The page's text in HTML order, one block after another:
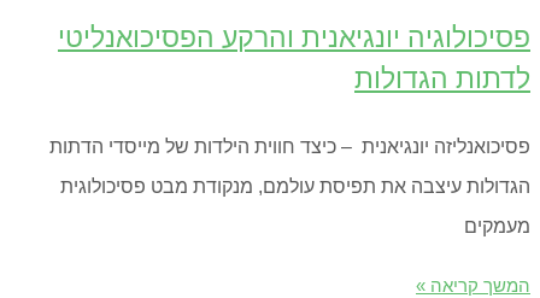
פסיכולוגיה יונגיאנית והרקע הפסיכואנליטי
לדתות הגדולות
פסיכואנליזה יונגיאנית – כיצד חווית הילדות של מייסדי הדתות
הגדולות עיצבה את תפיסת עולמם, מנקודת מבט פסיכולוגית
מעמקים
המשך קריאה »